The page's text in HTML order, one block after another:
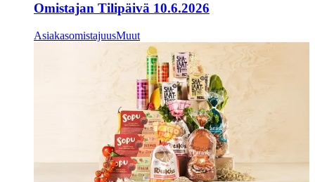
Omistajan Tilipäivä 10.6.2026
AsiakasomistajuusMuut